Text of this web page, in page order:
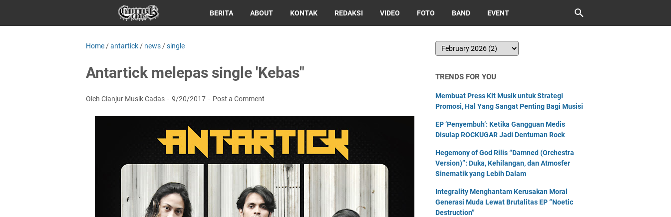
BERITA ABOUT KONTAK REDAKSI VIDEO FOTO BAND EVENT
Home /antartick / news /single
Antartick melepas single 'Kebas"
Oleh Cianjur Musik Cadas 9/20/2017 Post a Comment
TRENDS FOR YOU
Membuat Press Kit Musik untuk Strategi
Promosi, Hal Yang Sangat Penting Bagi Musisi
EP ‘Penyembuh’: Ketika Gangguan Medis
Disulap ROCKUGAR Jadi Dentuman Rock
Hegemony of God Rilis “Damned (Orchestra
Version)”: Duka, Kehilangan, dan Atmosfer
Sinematik yang Lebih Dalam
Integrality Menghantam Kerusakan Moral
Generasi Muda Lewat Brutalitas EP “Noetic
Destruction”